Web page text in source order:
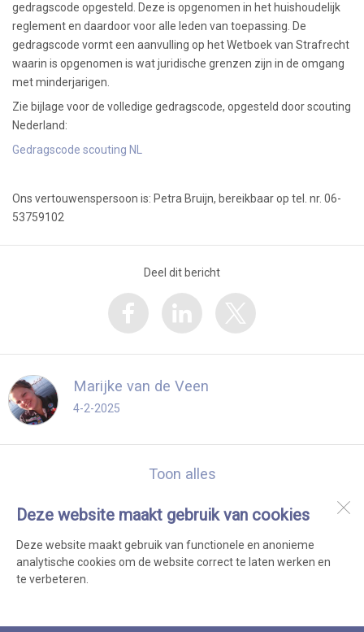
Deze website maakt gebruik van cookies
Deze website maakt gebruik van functionele en anonieme
analytische cookies om de website correct te laten werken en
te verbeteren.
gedragscode opgesteld. Deze is opgenomen in het huishoudelijk
reglement en daardoor voor alle leden van toepassing. De
gedragscode vormt een aanvulling op het Wetboek van Strafrecht
waarin is opgenomen is wat juridische grenzen zijn in de omgang
met minderjarigen.
Zie bijlage voor de volledige gedragscode, opgesteld door scouting
Nederland:
Gedragscode scouting NL
Ons vertouwenspersoon is: Petra Bruijn, bereikbaar op tel. nr. 06-
53759102
Deel dit bericht
Marijke van de Veen
4-2-2025
Toon alles
Clubhuis: Voorpolderweg 2A
1746 BA
Dirkshorn